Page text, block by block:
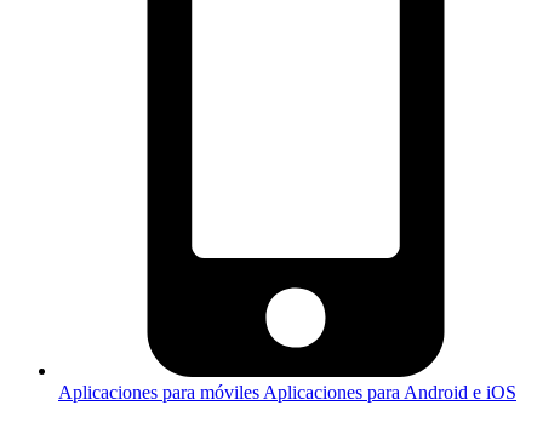
Aplicaciones para móviles Aplicaciones para Android e iOS